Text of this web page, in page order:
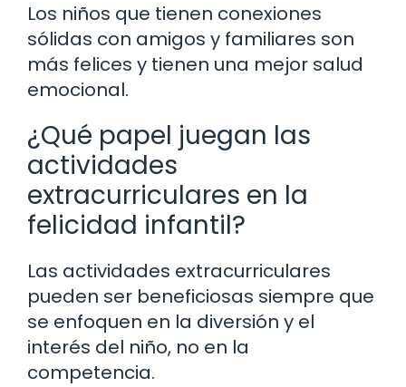
Los niños que tienen conexiones
sólidas con amigos y familiares son
más felices y tienen una mejor salud
emocional.
¿Qué papel juegan las
actividades
extracurriculares en la
felicidad infantil?
Las actividades extracurriculares
pueden ser beneficiosas siempre que
se enfoquen en la diversión y el
interés del niño, no en la
competencia.